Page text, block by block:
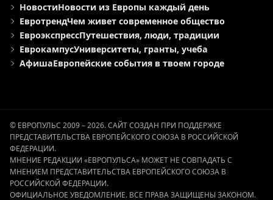
НовостиНовости из Европы каждый день
ЕвротрендЧем живет современное общество
ЕвроэкспрессПутешествия, люди, традиции
ЕврокампусУниверситеты, гранты, учеба
АфишаЕвропейские события в твоем городе
© ЕВРОПУЛЬС 2009 – 2026. САЙТ СОЗДАН ПРИ ПОДДЕРЖКЕ
ПРЕДСТАВИТЕЛЬСТВА ЕВРОПЕЙСКОГО СОЮЗА В РОССИЙСКОЙ
ФЕДЕРАЦИИ.
МНЕНИЕ РЕДАКЦИИ «ЕВРОПУЛЬСА» МОЖЕТ НЕ СОВПАДАТЬ С
МНЕНИЕМ ПРЕДСТАВИТЕЛЬСТВА ЕВРОПЕЙСКОГО СОЮЗА В
РОССИЙСКОЙ ФЕДЕРАЦИИ.
ОФИЦИАЛЬНОЕ УВЕДОМЛЕНИЕ. ВСЕ ПРАВА ЗАЩИЩЕНЫ ЗАКОНОМ.